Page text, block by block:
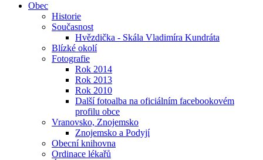
Obec
Historie
Současnost
Hvězdička - Skála Vladimíra Kundráta
Blízké okolí
Fotografie
Rok 2014
Rok 2013
Rok 2010
Další fotoalba na oficiálním facebookovém
profilu obce
Vranovsko, Znojemsko
Znojemsko a Podyjí
Obecní knihovna
Ordinace lékařů